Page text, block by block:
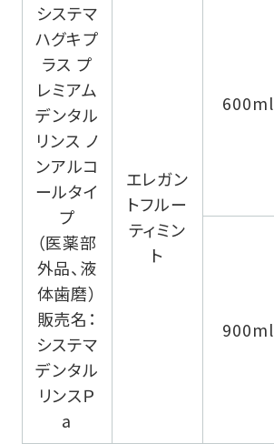
システマ
ハグキプ
ラス プ
レミアム
デンタル
リンス ノ
ンアルコ
ールタイ
プ
（医薬部
外品、液
体歯磨）
販売名：
システマ
デンタル
リンスＰ
a
エレガン
トフルー
ティミン
ト
600ml
900ml